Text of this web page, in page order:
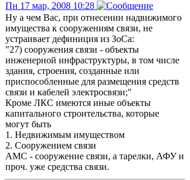
Пн 17 мар, 2008 10:28
Ну а чем Вас, при отнесении надвижимого
имущества к сооружениям связи, не
устраивает дефиниция из ЗоСа:
"27) сооружения связи - объекты
инженерной инфраструктуры, в том числе
здания, строения, созданные или
приспособленные для размещения средств
связи и кабелей электросвязи;"
Кроме ЛКС имеются иные объекты
капитального строительства, которые
могут быть
1. Недвижимым имуществом
2. Сооружением связи
АМС - сооружение связи, а тарелки, АФУ и
проч. уже средства связи.